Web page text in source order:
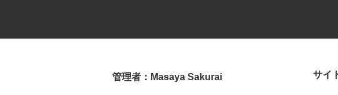
管理者：Masaya Sakurai サイ